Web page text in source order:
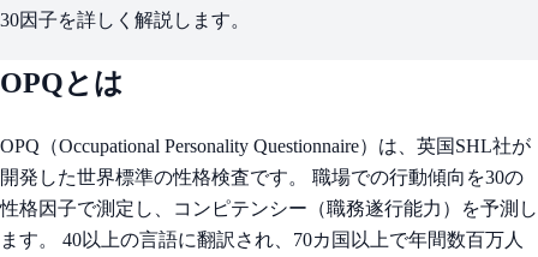
30因子を詳しく解説します。
OPQとは
OPQ（Occupational Personality Questionnaire）は、英国SHL社が
開発した世界標準の性格検査です。 職場での行動傾向を30の
性格因子で測定し、コンピテンシー（職務遂行能力）を予測し
ます。 40以上の言語に翻訳され、70カ国以上で年間数百万人